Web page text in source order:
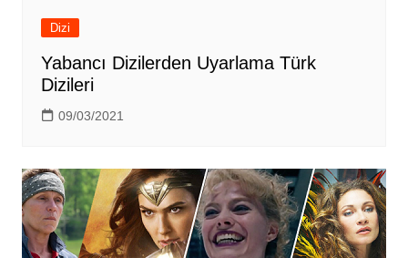
Dizi
Yabancı Dizilerden Uyarlama Türk
Dizileri
09/03/2021